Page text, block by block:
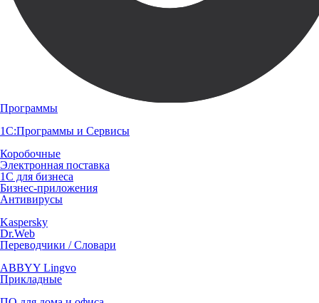
Программы
1С:Программы и Сервисы
Коробочные
Электронная поставка
1С для бизнеса
Бизнес-приложения
Антивирусы
Kaspersky
Dr.Web
Переводчики / Словари
ABBYY Lingvo
Прикладные